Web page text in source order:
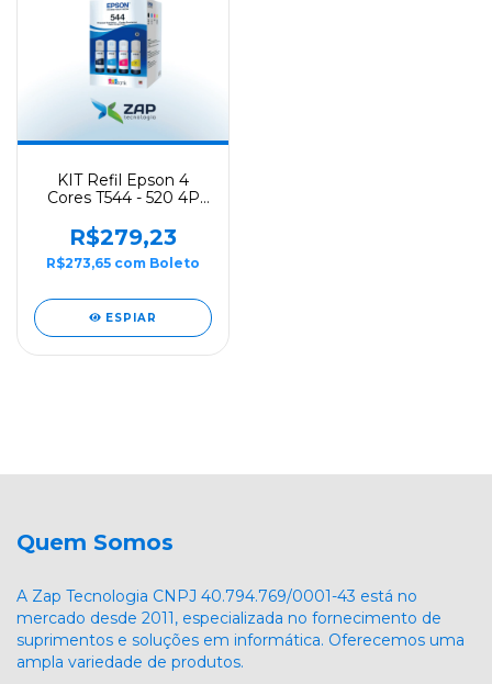
KIT Refil Epson 4
Cores T544 - 520 4P
R$279,23
R$273,65 com Boleto
ESPIAR
Quem Somos
A Zap Tecnologia CNPJ 40.794.769/0001-43 está no
mercado desde 2011, especializada no fornecimento de
suprimentos e soluções em informática. Oferecemos uma
ampla variedade de produtos.